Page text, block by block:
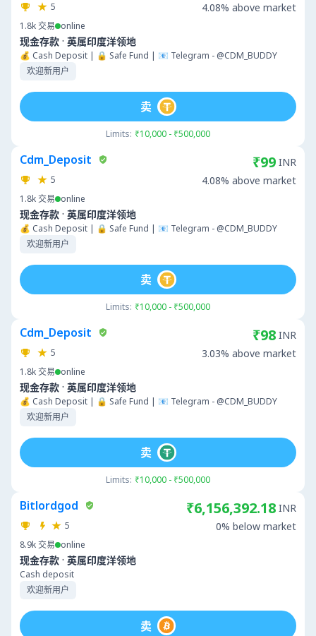
5
1.8k交易 online
现金存款 · 英属印度洋领地
💰 Cash Deposit | 🔒 Safe Fund | 📧 Telegram - @CDM_BUDDY
欢迎新用户
4.08% above market
Limits: ₹10,000 - ₹500,000
卖
Cdm_Deposit
5
1.8k交易 online
现金存款 · 英属印度洋领地
💰 Cash Deposit | 🔒 Safe Fund | 📧 Telegram - @CDM_BUDDY
欢迎新用户
₹99 INR
4.08% above market
Limits: ₹10,000 - ₹500,000
卖
Cdm_Deposit
5
1.8k交易 online
现金存款 · 英属印度洋领地
💰 Cash Deposit | 🔒 Safe Fund | 📧 Telegram - @CDM_BUDDY
欢迎新用户
₹98 INR
3.03% above market
Limits: ₹10,000 - ₹500,000
卖
Bitlordgod
5
8.9k交易 online
现金存款 · 英属印度洋领地
Cash deposit
欢迎新用户
₹6,156,392.18 INR
0% below market
卖